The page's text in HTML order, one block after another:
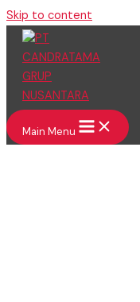
Skip to content
Main Menu